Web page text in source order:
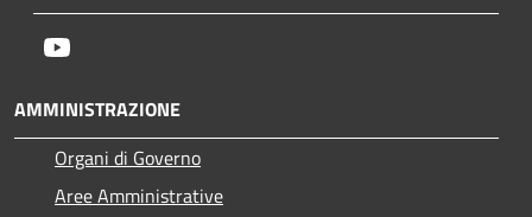
AMMINISTRAZIONE
Organi di Governo
Aree Amministrative